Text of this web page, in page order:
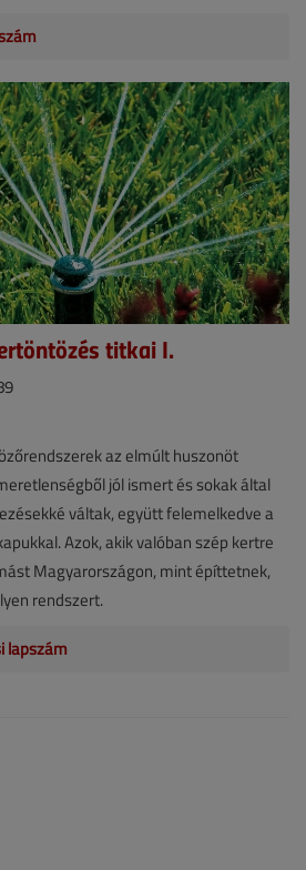
titkai I.
az elmúlt huszonöt
jól ismert és sokak által
váltak, együtt felemelkedve a
Azok, akik valóban szép kertre
Magyarországon, mint építtetnek,
rendszert.
lapszám